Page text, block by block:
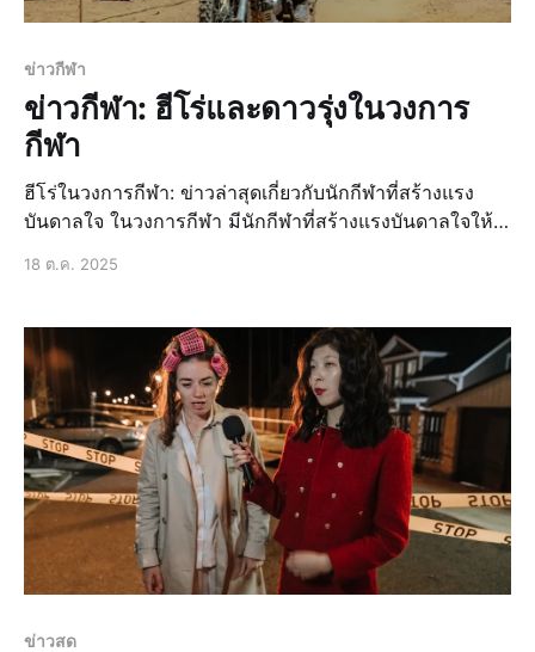
ข่าวกีฬา
ข่าวกีฬา: ฮีโร่และดาวรุ่งในวงการ
กีฬา
ฮีโร่ในวงการกีฬา: ข่าวล่าสุดเกี่ยวกับนักกีฬาที่สร้างแรง
บันดาลใจ ในวงการกีฬา มีนักกีฬาที่สร้างแรงบันดาลใจให้
หรือแม้กระทั่งนักกีฬาที่เพิ่งเริ่มต้นเส้นทางในวงการกีฬา
18 ต.ค. 2025
ข่าวสด